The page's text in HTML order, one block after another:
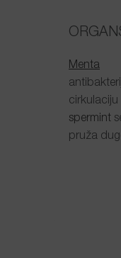
Menta
spermint
pruža